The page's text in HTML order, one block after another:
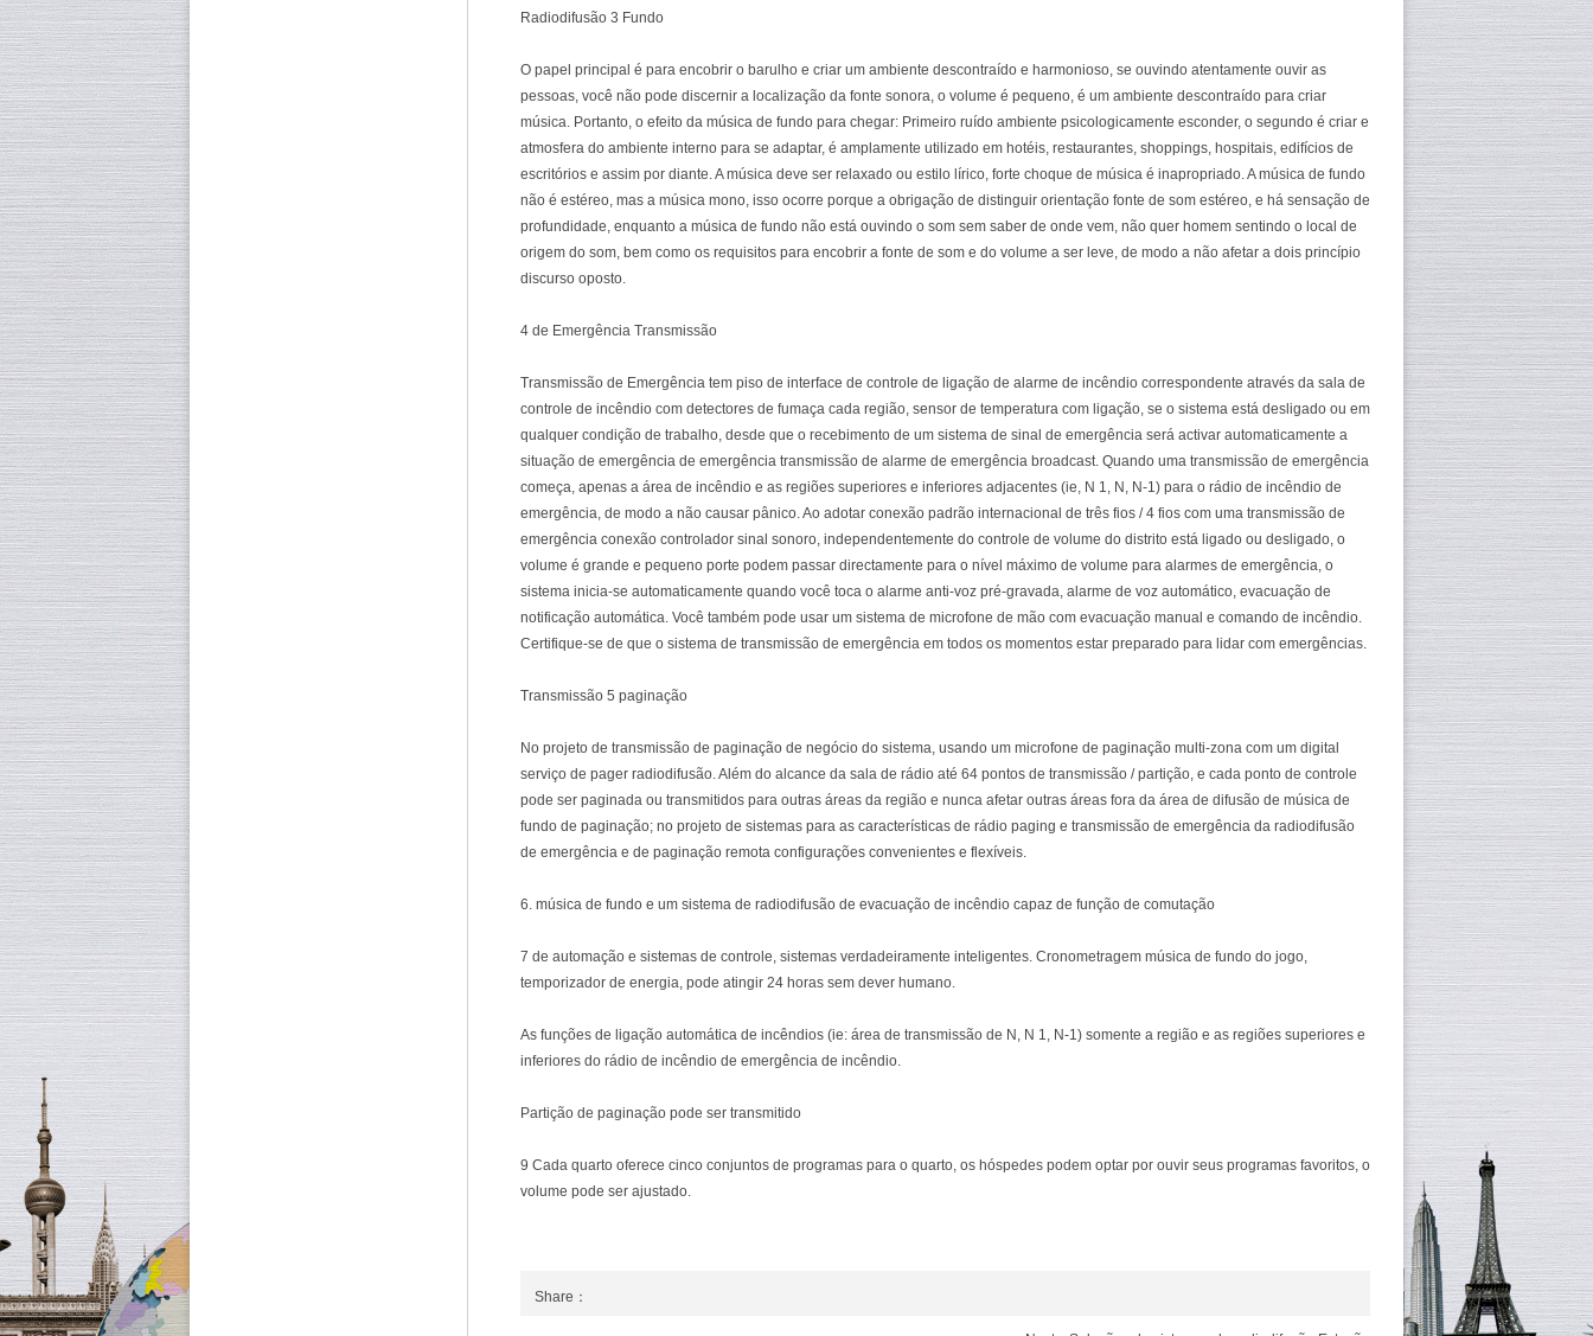
Radiodifusão 3 Fundo
O papel principal é para encobrir o barulho e criar um ambiente descontraído e harmonioso, se ouvindo atentamente ouvir as
pessoas, você não pode discernir a localização da fonte sonora, o volume é pequeno, é um ambiente descontraído para criar
música. Portanto, o efeito da música de fundo para chegar: Primeiro ruído ambiente psicologicamente esconder, o segundo é criar e
atmosfera do ambiente interno para se adaptar, é amplamente utilizado em hotéis, restaurantes, shoppings, hospitais, edifícios de
escritórios e assim por diante. A música deve ser relaxado ou estilo lírico, forte choque de música é inapropriado. A música de fundo
não é estéreo, mas a música mono, isso ocorre porque a obrigação de distinguir orientação fonte de som estéreo, e há sensação de
profundidade, enquanto a música de fundo não está ouvindo o som sem saber de onde vem, não quer homem sentindo o local de
origem do som, bem como os requisitos para encobrir a fonte de som e do volume a ser leve, de modo a não afetar a dois princípio
discurso oposto.
4 de Emergência Transmissão
Transmissão de Emergência tem piso de interface de controle de ligação de alarme de incêndio correspondente através da sala de
controle de incêndio com detectores de fumaça cada região, sensor de temperatura com ligação, se o sistema está desligado ou em
qualquer condição de trabalho, desde que o recebimento de um sistema de sinal de emergência será activar automaticamente a
situação de emergência de emergência transmissão de alarme de emergência broadcast. Quando uma transmissão de emergência
começa, apenas a área de incêndio e as regiões superiores e inferiores adjacentes (ie, N 1, N, N-1) para o rádio de incêndio de
emergência, de modo a não causar pânico. Ao adotar conexão padrão internacional de três fios / 4 fios com uma transmissão de
emergência conexão controlador sinal sonoro, independentemente do controle de volume do distrito está ligado ou desligado, o
volume é grande e pequeno porte podem passar directamente para o nível máximo de volume para alarmes de emergência, o
sistema inicia-se automaticamente quando você toca o alarme anti-voz pré-gravada, alarme de voz automático, evacuação de
notificação automática. Você também pode usar um sistema de microfone de mão com evacuação manual e comando de incêndio.
Certifique-se de que o sistema de transmissão de emergência em todos os momentos estar preparado para lidar com emergências.
Transmissão 5 paginação
No projeto de transmissão de paginação de negócio do sistema, usando um microfone de paginação multi-zona com um digital
serviço de pager radiodifusão. Além do alcance da sala de rádio até 64 pontos de transmissão / partição, e cada ponto de controle
pode ser paginada ou transmitidos para outras áreas da região e nunca afetar outras áreas fora da área de difusão de música de
fundo de paginação; no projeto de sistemas para as características de rádio paging e transmissão de emergência da radiodifusão
de emergência e de paginação remota configurações convenientes e flexíveis.
6. música de fundo e um sistema de radiodifusão de evacuação de incêndio capaz de função de comutação
7 de automação e sistemas de controle, sistemas verdadeiramente inteligentes. Cronometragem música de fundo do jogo,
temporizador de energia, pode atingir 24 horas sem dever humano.
As funções de ligação automática de incêndios (ie: área de transmissão de N, N 1, N-1) somente a região e as regiões superiores e
inferiores do rádio de incêndio de emergência de incêndio.
Partição de paginação pode ser transmitido
9 Cada quarto oferece cinco conjuntos de programas para o quarto, os hóspedes podem optar por ouvir seus programas favoritos, o
volume pode ser ajustado.
Share：